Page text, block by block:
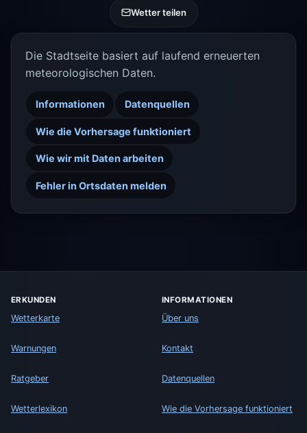
Wetter teilen
Die Stadtseite basiert auf laufend erneuerten
meteorologischen Daten.
Informationen Datenquellen
Wie die Vorhersage funktioniert
Wie wir mit Daten arbeiten
Fehler in Ortsdaten melden
ERKUNDEN
Wetterkarte
Warnungen
Ratgeber
Wetterlexikon
INFORMATIONEN
Über uns
Kontakt
Datenquellen
Wie die Vorhersage funktioniert